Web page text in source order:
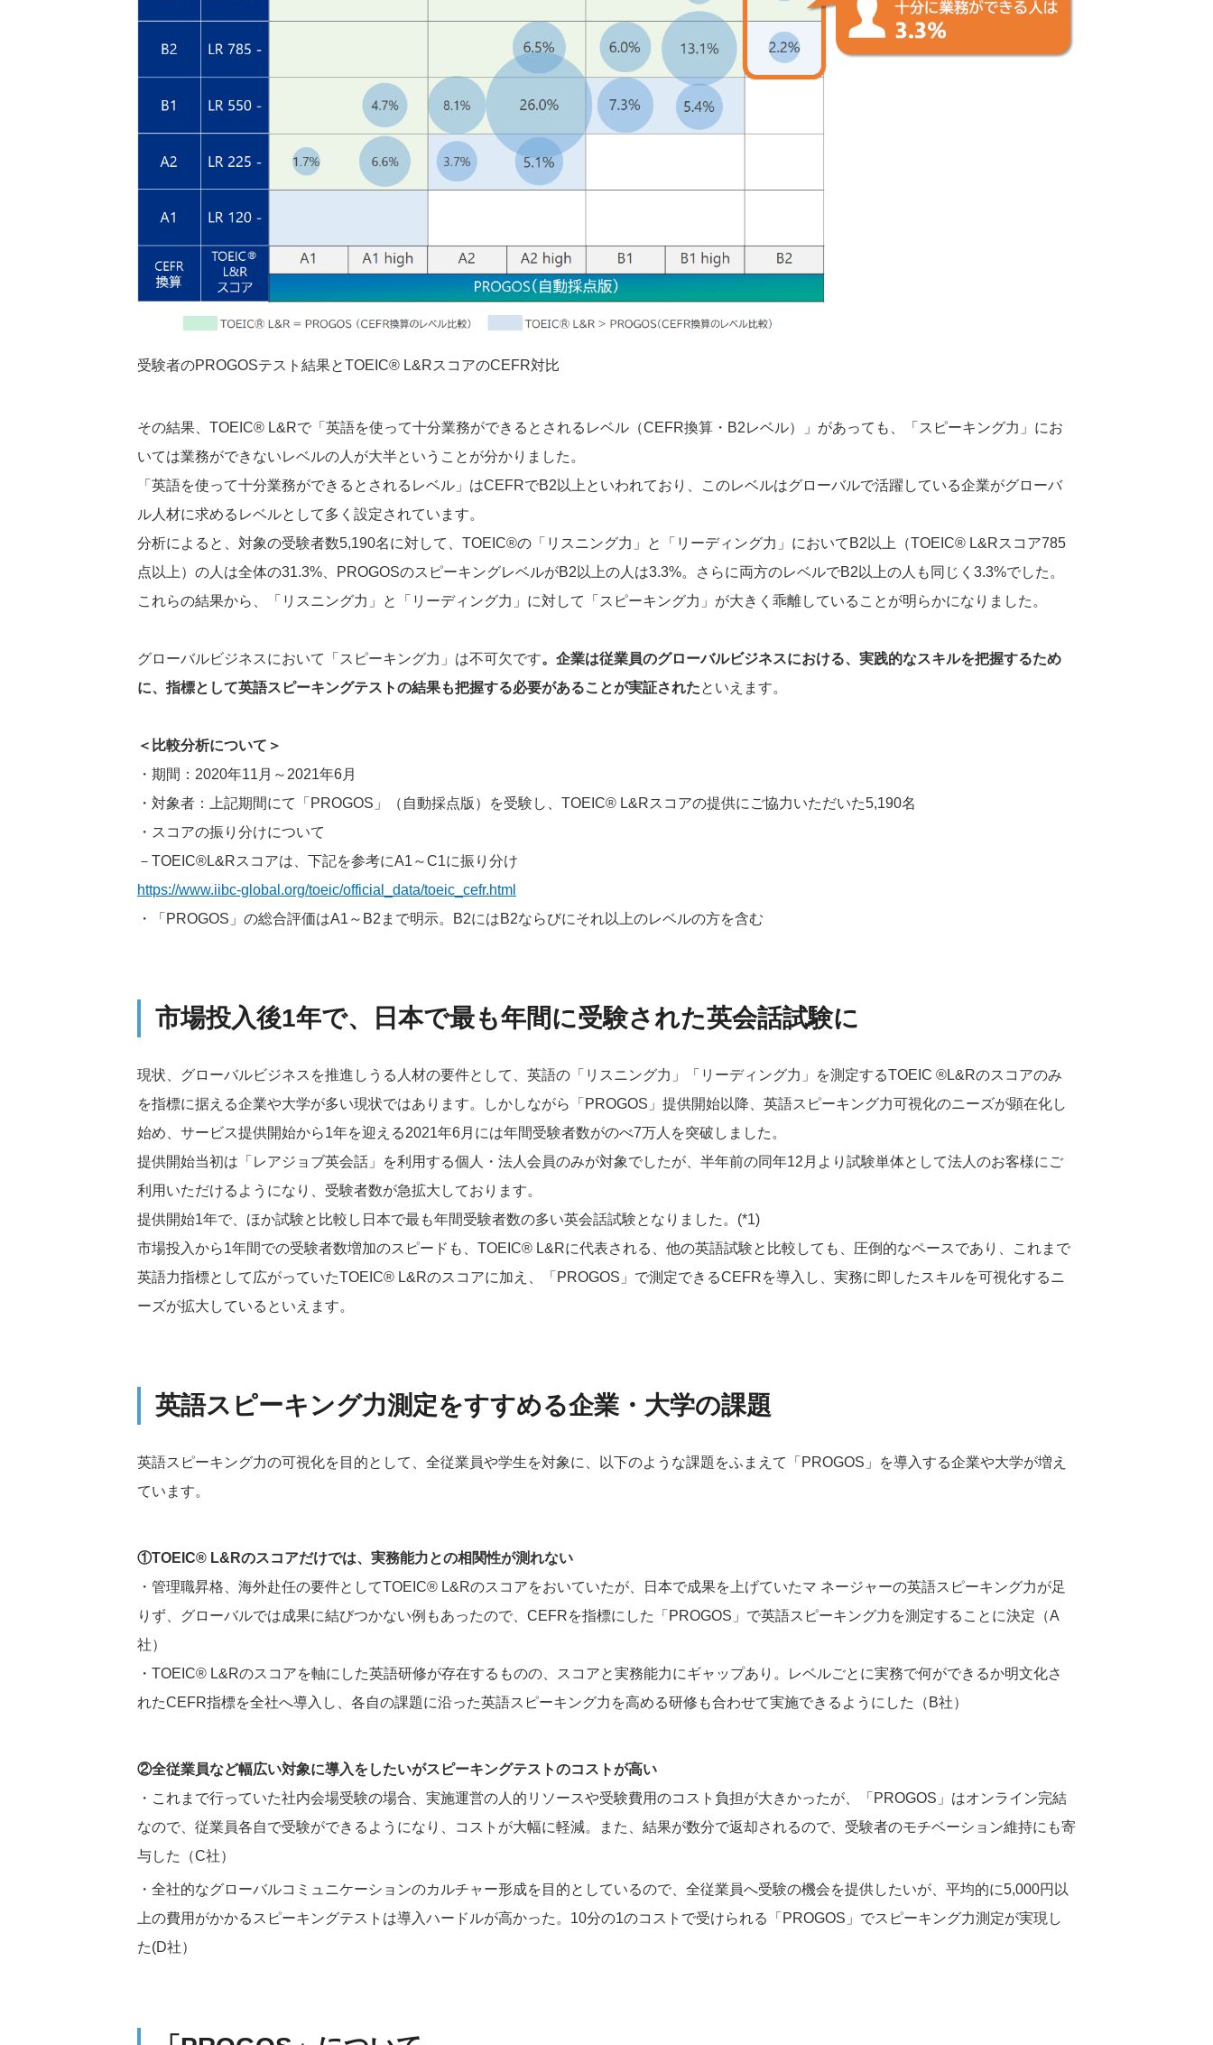
受験者のPROGOSテスト結果とTOEIC® L&RスコアのCEFR対比
その結果、TOEIC® L&Rで「英語を使って十分業務ができるとされるレベル（CEFR換算・B2レベル）」があっても、「スピーキング力」にお
いては業務ができないレベルの人が大半ということが分かりました。
「英語を使って十分業務ができるとされるレベル」はCEFRでB2以上といわれており、このレベルはグローバルで活躍している企業がグローバ
ル人材に求めるレベルとして多く設定されています。
分析によると、対象の受験者数5,190名に対して、TOEIC®の「リスニング力」と「リーディング力」においてB2以上（TOEIC® L&Rスコア785
点以上）の人は全体の31.3%、PROGOSのスピーキングレベルがB2以上の人は3.3%。さらに両方のレベルでB2以上の人も同じく3.3%でした。
これらの結果から、「リスニング力」と「リーディング力」に対して「スピーキング力」が大きく乖離していることが明らかになりました。
グローバルビジネスにおいて「スピーキング力」は不可欠です。企業は従業員のグローバルビジネスにおける、実践的なスキルを把握するため
に、指標として英語スピーキングテストの結果も把握する必要があることが実証されたといえます。
＜比較分析について＞
・期間：2020年11月～2021年6月
・対象者：上記期間にて「PROGOS」（自動採点版）を受験し、TOEIC® L&Rスコアの提供にご協力いただいた5,190名
・スコアの振り分けについて
－TOEIC®L&Rスコアは、下記を参考にA1～C1に振り分け
https://www.iibc-global.org/toeic/official_data/toeic_cefr.html
・「PROGOS」の総合評価はA1～B2まで明示。B2にはB2ならびにそれ以上のレベルの方を含む
市場投入後1年で、日本で最も年間に受験された英会話試験に
現状、グローバルビジネスを推進しうる人材の要件として、英語の「リスニング力」「リーディング力」を測定するTOEIC ®L&Rのスコアのみ
を指標に据える企業や大学が多い現状ではあります。しかしながら「PROGOS」提供開始以降、英語スピーキング力可視化のニーズが顕在化し
始め、サービス提供開始から1年を迎える2021年6月には年間受験者数がのべ7万人を突破しました。
提供開始当初は「レアジョブ英会話」を利用する個人・法人会員のみが対象でしたが、半年前の同年12月より試験単体として法人のお客様にご
利用いただけるようになり、受験者数が急拡大しております。
提供開始1年で、ほか試験と比較し日本で最も年間受験者数の多い英会話試験となりました。(*1)
市場投入から1年間での受験者数増加のスピードも、TOEIC® L&Rに代表される、他の英語試験と比較しても、圧倒的なペースであり、これまで
英語力指標として広がっていたTOEIC® L&Rのスコアに加え、「PROGOS」で測定できるCEFRを導入し、実務に即したスキルを可視化するニ
ーズが拡大しているといえます。
英語スピーキング力測定をすすめる企業・大学の課題
英語スピーキング力の可視化を目的として、全従業員や学生を対象に、以下のような課題をふまえて「PROGOS」を導入する企業や大学が増え
ています。
①TOEIC® L&Rのスコアだけでは、実務能力との相関性が測れない
・管理職昇格、海外赴任の要件としてTOEIC® L&Rのスコアをおいていたが、日本で成果を上げていたマ ネージャーの英語スピーキング力が足
りず、グローバルでは成果に結びつかない例もあったので、CEFRを指標にした「PROGOS」で英語スピーキング力を測定することに決定（A
社）
・TOEIC® L&Rのスコアを軸にした英語研修が存在するものの、スコアと実務能力にギャップあり。レベルごとに実務で何ができるか明文化さ
れたCEFR指標を全社へ導入し、各自の課題に沿った英語スピーキング力を高める研修も合わせて実施できるようにした（B社）
②全従業員など幅広い対象に導入をしたいがスピーキングテストのコストが高い
・これまで行っていた社内会場受験の場合、実施運営の人的リソースや受験費用のコスト負担が大きかったが、「PROGOS」はオンライン完結
なので、従業員各自で受験ができるようになり、コストが大幅に軽減。また、結果が数分で返却されるので、受験者のモチベーション維持にも寄
与した（C社）
・全社的なグローバルコミュニケーションのカルチャー形成を目的としているので、全従業員へ受験の機会を提供したいが、平均的に5,000円以
上の費用がかかるスピーキングテストは導入ハードルが高かった。10分の1のコストで受けられる「PROGOS」でスピーキング力測定が実現し
た(D社）